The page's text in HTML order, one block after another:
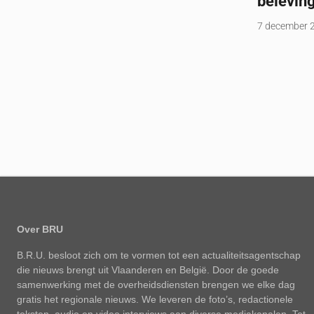
7 december
Over BRU
B.R.U. besloot zich om te vormen tot een actualiteitsagentschap
die nieuws brengt uit Vlaanderen en België. Door de goede
samenwerking met de overheidsdiensten brengen we elke dag
gratis het regionale nieuws. We leveren de foto’s, redactionele